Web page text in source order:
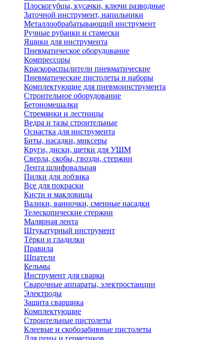
Плоскогубцы, кусачки, ключи разводные
Заточной инструмент, напильники
Металлообрабатывающий инструмент
Ручные рубанки и стамески
Ящики для инструмента
Пневматическое оборудование
Компрессоры
Краскораспылители пневматические
Пневматические пистолеты и наборы
Комплектующие для пневмоинструмента
Строительное оборудование
Бетономешалки
Стремянки и лестницы
Ведра и тазы строительные
Оснастка для инструмента
Биты, насадки, миксеры
Круги, диски, щетки для УШМ
Сверла, скобы, гвозди, стержни
Лента шлифовальная
Пилки для лобзика
Все для покраски
Кисти и макловицы
Валики, ванночки, сменные насадки
Телескопические стержни
Малярная лента
Штукатурный инструмент
Тёрки и гладилки
Правила
Шпатели
Кельмы
Инструмент для сварки
Сварочные аппараты, электростанции
Электроды
Защита сварщика
Комплектующие
Строительные пистолеты
Клеевые и скобозабивные пистолеты
Для пены и герметиков